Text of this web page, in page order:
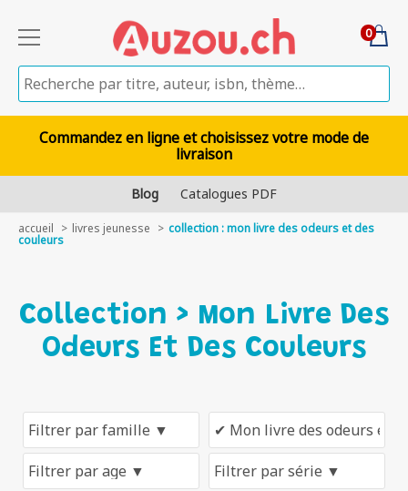
0
Commandez en ligne et choisissez votre mode de
livraison
Blog Catalogues PDF
accueil livres jeunesse collection : mon livre des odeurs et des
couleurs
Collection > Mon Livre Des
Odeurs Et Des Couleurs